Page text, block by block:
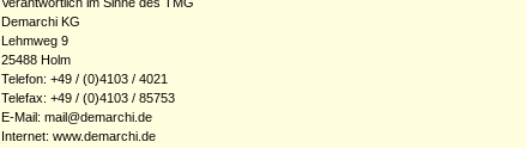
Demarchi KG
Lehmweg 9
25488 Holm
Telefon: +49 / (0)4103 / 4021
Telefax: +49 / (0)4103 / 85753
E-Mail: mail@demarchi.de
Internet: www.demarchi.de